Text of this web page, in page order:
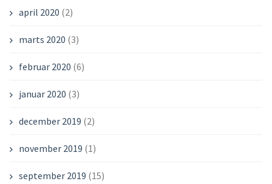
april 2020 (2)
marts 2020 (3)
februar 2020 (6)
januar 2020 (3)
december 2019 (2)
november 2019 (1)
september 2019 (15)